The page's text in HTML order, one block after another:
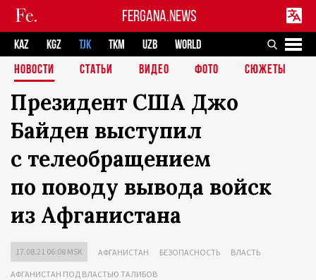
FERGANA.NEWS
KAZ KGZ TJK TKM UZB
WORLD
НОВОСТИ
СТАТЬИ ВИДЕО ФОТО СЮЖЕТЫ
Президент США Джо
Байден выступил
с телеобращением
по поводу вывода войск
из Афганистана
17.08.21 06:08 MSK АФГАНИСТАН БЕЗОПАСНОСТЬ ВЛАСТЬ
АФГАНИСТАН ПОД ВЛАСТЬЮ ТАЛИБОВ